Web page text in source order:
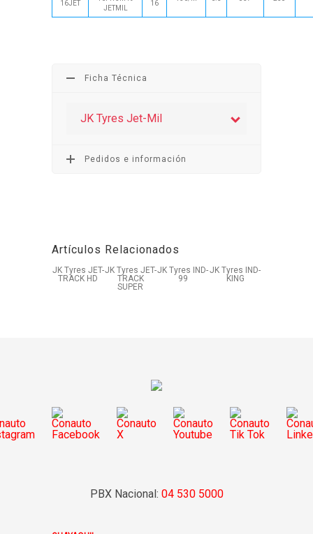
16JET
JETMIL
16
Ficha Técnica
JK Tyres Jet-Mil
Pedidos e información
Artículos Relacionados
JK Tyres JET-
TRACK HD
JK Tyres JET-
TRACK
SUPER
JK Tyres IND-
99
JK Tyres IND-
KING
PBX Nacional: 04 530 5000